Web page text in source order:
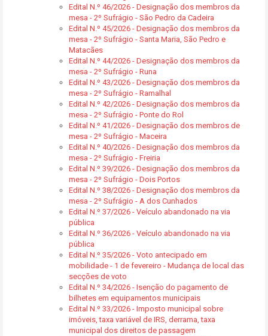
Edital N.º 46/2026 - Designação dos membros da
mesa - 2º Sufrágio - São Pedro da Cadeira
Edital N.º 45/2026 - Designação dos membros da
mesa - 2º Sufrágio - Santa Maria, São Pedro e
Matacães
Edital N.º 44/2026 - Designação dos membros da
mesa - 2º Sufrágio - Runa
Edital N.º 43/2026 - Designação dos membros da
mesa - 2º Sufrágio - Ramalhal
Edital N.º 42/2026 - Designação dos membros da
mesa - 2º Sufrágio - Ponte do Rol
Edital N.º 41/2026 - Designação dos membros de
mesa - 2º Sufrágio - Maceira
Edital N.º 40/2026 - Designação dos membros da
mesa - 2º Sufrágio - Freiria
Edital N.º 39/2026 - Designação dos membros da
mesa - 2º Sufrágio - Dois Portos
Edital N.º 38/2026 - Designação dos membros da
mesa - 2º Sufrágio - A dos Cunhados
Edital N.º 37/2026 - Veículo abandonado na via
pública
Edital N.º 36/2026 - Veículo abandonado na via
pública
Edital N.º 35/2026 - Voto antecipado em
mobilidade - 1 de fevereiro - Mudança de local das
secções de voto
Edital N.º 34/2026 - Isenção do pagamento de
bilhetes em equipamentos municipais
Edital N.º 33/2026 - Imposto municipal sobre
imóveis, taxa variável de IRS, derrama, taxa
municipal dos direitos de passagem